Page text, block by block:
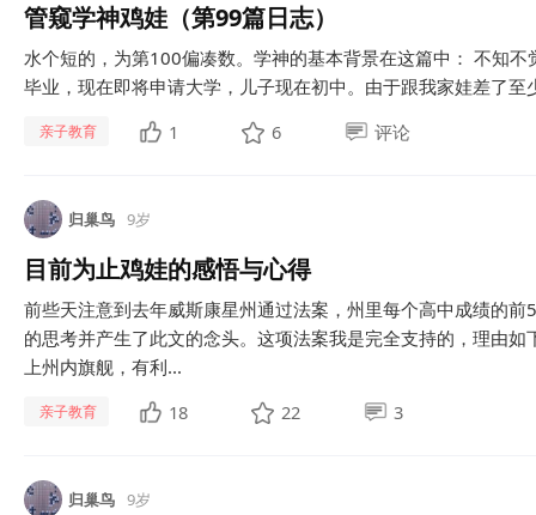
管窥学神鸡娃（第99篇日志）
水个短的，为第100偏凑数。学神的基本背景在这篇中： 不知
毕业，现在即将申请大学，儿子现在初中。由于跟我家娃差了
亲子教育 1 6 评论
归巢鸟 9岁
目前为止鸡娃的感悟与心得
前些天注意到去年威斯康星州通过法案，州里每个高中成绩的
的思考并产生了此文的念头。这项法案我是完全支持的，理由
上州内旗舰，有利...
亲子教育 18 22 3
归巢鸟 9岁